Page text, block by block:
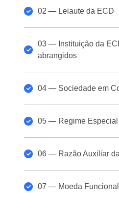
02 — Leiaute da ECD
03 — Instituição da
abrangidos
04 — Sociedade em
05 — Regime Especial
06 — Razão Auxiliar
07 — Moeda Funcional